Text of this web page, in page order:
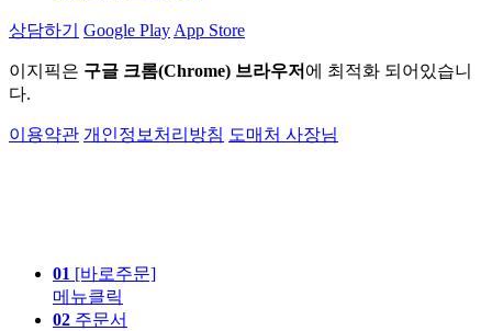
상담하기 Google Play App Store
이지픽은 구글 크롬(Chrome) 브라우저 에 최적화 되어있습니
다.
이용약관 개인정보처리방침 도매처 사장님
01 [바로주문]
메뉴클릭
02 주문서